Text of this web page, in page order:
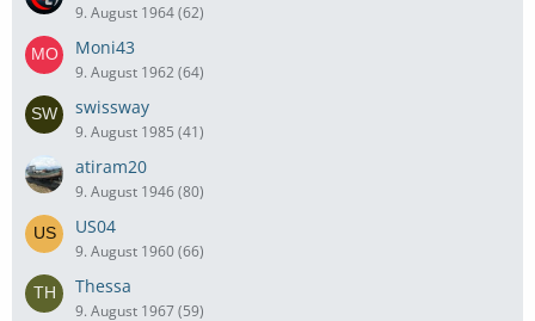
9. August 1964 (62)
Moni43
9. August 1962 (64)
swissway
9. August 1985 (41)
atiram20
9. August 1946 (80)
US04
9. August 1960 (66)
Thessa
9. August 1967 (59)